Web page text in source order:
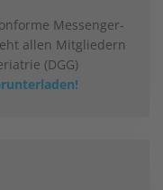
Messenger-
allen Mitgliedern
(DGG)